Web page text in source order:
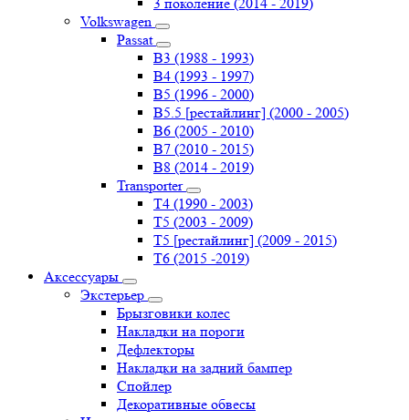
Volkswagen
Passat
B3 (1988 - 1993)
B4 (1993 - 1997)
B5 (1996 - 2000)
B5.5 [рестайлинг] (2000 - 2005)
B6 (2005 - 2010)
B7 (2010 - 2015)
B8 (2014 - 2019)
Transporter
Т4 (1990 - 2003)
Т5 (2003 - 2009)
Т5 [рестайлинг] (2009 - 2015)
Т6 (2015 -2019)
Аксессуары
Экстерьер
Брызговики колес
Накладки на пороги
Дефлекторы
Накладки на задний бампер
Спойлер
Декоративные обвесы